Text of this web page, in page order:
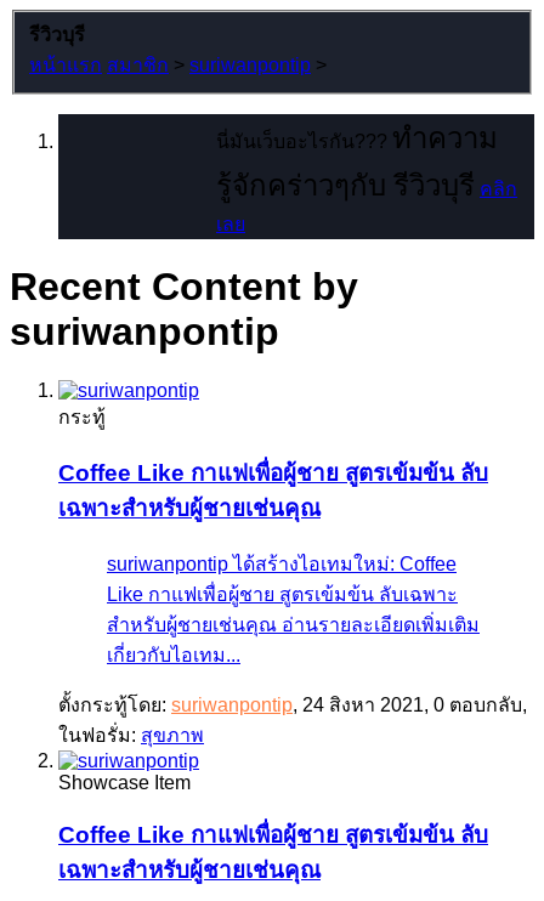
รีวิวบุรี
หน้าแรก สมาชิก > suriwanpontip >
นี่มันเว็บอะไรกัน??? ทำความ
รู้จักคร่าวๆกับ รีวิวบุรี คลิก
เลย
Recent Content by
suriwanpontip
กระทู้
Coffee Like กาแฟเพื่อผู้ชาย สูตรเข้มข้น ลับ
เฉพาะสำหรับผู้ชายเช่นคุณ
suriwanpontip ได้สร้างไอเทมใหม่: Coffee
Like กาแฟเพื่อผู้ชาย สูตรเข้มข้น ลับเฉพาะ
สำหรับผู้ชายเช่นคุณ อ่านรายละเอียดเพิ่มเติม
เกี่ยวกับไอเทม...
ตั้งกระทู้โดย: suriwanpontip, 24 สิงหา 2021, 0 ตอบกลับ,
ในฟอรั่ม: สุขภาพ
Showcase Item
Coffee Like กาแฟเพื่อผู้ชาย สูตรเข้มข้น ลับ
เฉพาะสำหรับผู้ชายเช่นคุณ